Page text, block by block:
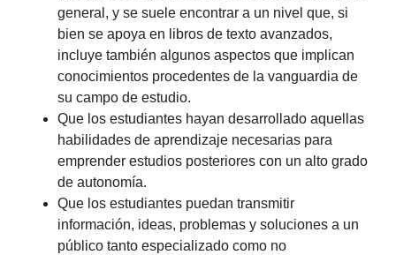
general, y se suele encontrar a un nivel que, si
bien se apoya en libros de texto avanzados,
incluye también algunos aspectos que implican
conocimientos procedentes de la vanguardia de
su campo de estudio.
Que los estudiantes hayan desarrollado aquellas
habilidades de aprendizaje necesarias para
emprender estudios posteriores con un alto grado
de autonomía.
Que los estudiantes puedan transmitir
información, ideas, problemas y soluciones a un
público tanto especializado como no